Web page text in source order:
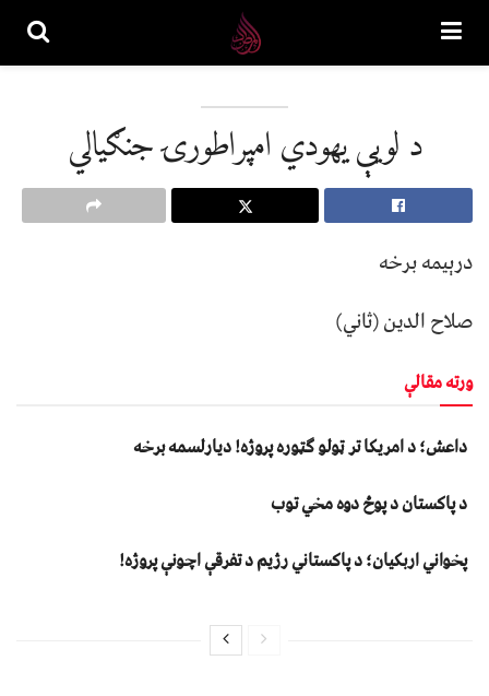
د لویې یهودي امپراطورۍ جنګیالي
درېیمه برخه
صلاح الدین (ثاني)
ورته مقالې
داعش؛ د امریکا تر ټولو ګټوره پروژه! دیارلسمه برخه
د پاکستان د پوځ دوه مخي توب
پخواني اربکیان؛ د پاکستاني رژیم د تفرقې اچونې پروژه!